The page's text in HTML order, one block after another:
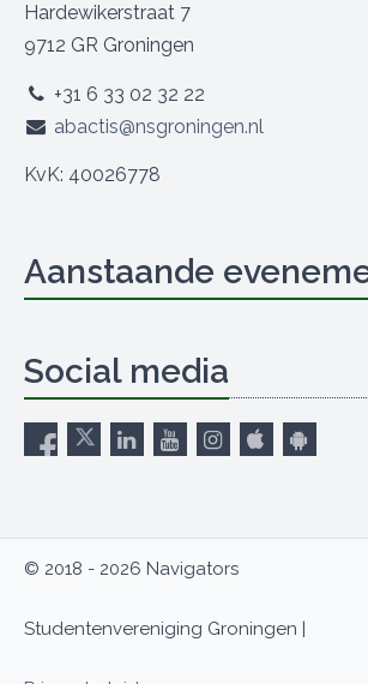
Hardewikerstraat 7
9712 GR Groningen
+31 6 33 02 32 22
abactis@nsgroningen.nl
KvK: 40026778
Aanstaande
Social media
© 2018 - 2026 Navigators
Studentenvereniging Groningen |